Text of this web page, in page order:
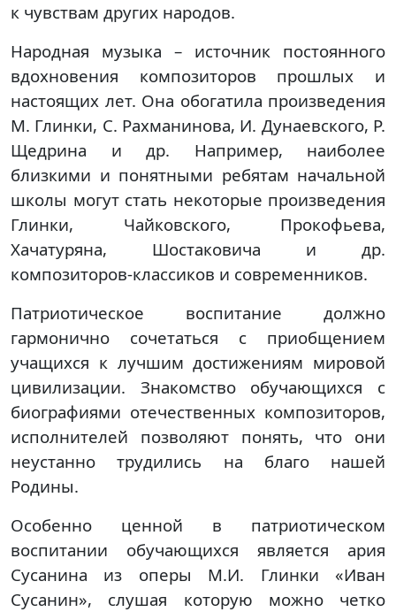
к чувствам других народов.
Народная музыка – источник постоянного
вдохновения композиторов прошлых и
настоящих лет. Она обогатила произведения
М. Глинки, С. Рахманинова, И. Дунаевского, Р.
Щедрина и др. Например, наиболее
близкими и понятными ребятам начальной
школы могут стать некоторые произведения
Глинки, Чайковского, Прокофьева,
Хачатуряна, Шостаковича и др.
композиторов-классиков и современников.
Патриотическое воспитание должно
гармонично сочетаться с приобщением
учащихся к лучшим достижениям мировой
цивилизации. Знакомство обучающихся с
биографиями отечественных композиторов,
исполнителей позволяют понять, что они
неустанно трудились на благо нашей
Родины.
Особенно ценной в патриотическом
воспитании обучающихся является ария
Сусанина из оперы М.И. Глинки «Иван
Сусанин», слушая которую можно четко